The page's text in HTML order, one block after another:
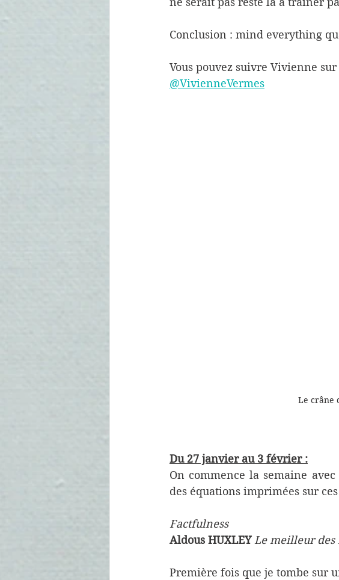
Conclusion : mind everything
Vous pouvez suivre Vivienne
@VivienneVermes
Le crâne
Du 27 janvier au 3 février :
On commence la semaine
des équations imprimées sur ces
Factfulness
Aldous HUXLEY Le meilleur des
Première fois que je tombe sur